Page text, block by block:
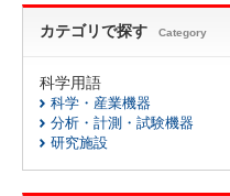
カテゴリで探す Category
科学用語
科学・産業機器
分析・計測・試験機器
研究施設